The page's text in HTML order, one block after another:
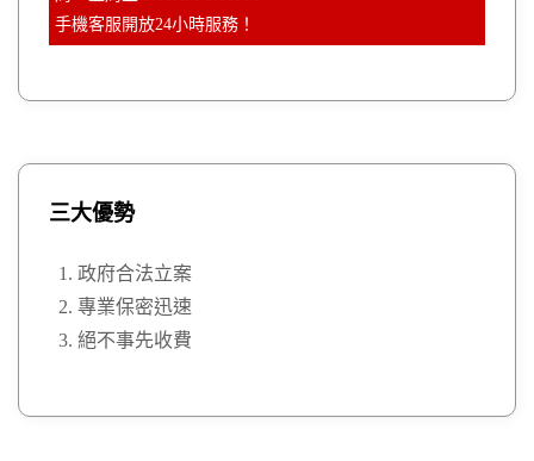
手機客服開放24小時服務！
三大優勢
政府合法立案
專業保密迅速
絕不事先收費